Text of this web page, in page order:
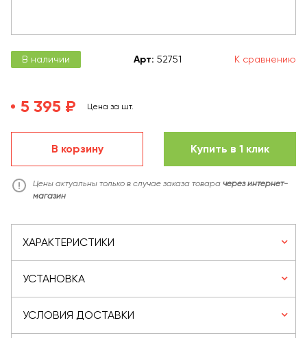
В наличии Арт: 52751 К сравнению
5 395 ₽ Цена за шт.
В корзину Купить в 1 клик
Цены актуальны только в случае заказа товара через интернет-
магазин
ХАРАКТЕРИСТИКИ
УСТАНОВКА
УСЛОВИЯ ДОСТАВКИ